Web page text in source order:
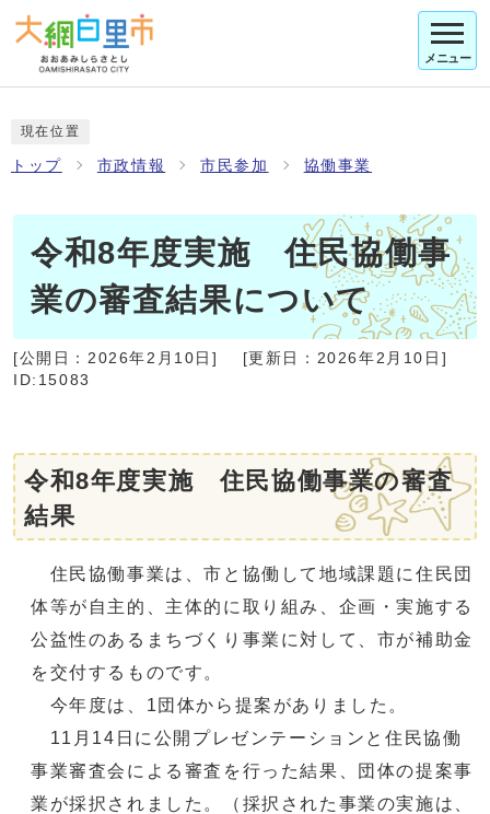
メニュー
現在位置
トップ 市政情報 市民参加 協働事業
令和8年度実施 住民協働事
業の審査結果について
[公開日： 2026年2月10日 ] [更新日： 2026年2月10日 ]
ID:15083
令和8年度実施 住民協働事業の審査
結果
住民協働事業は、市と協働して地域課題に住民団
体等が自主的、主体的に取り組み、企画・実施する
公益性のあるまちづくり事業に対して、市が補助金
を交付するものです。
今年度は、1団体から提案がありました。
11月14日に公開プレゼンテーションと住民協働
事業審査会による審査を行った結果、団体の提案事
業が採択されました。（採択された事業の実施は、